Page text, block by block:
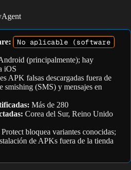
No aplicable (software
(principalmente); hay
iOS
APK falsas descargadas fuera de
smishing (SMS) y mensajes en
Más de 280
Corea del Sur, Reino Unido
bloquea variantes conocidas;
de APKs fuera de la tienda